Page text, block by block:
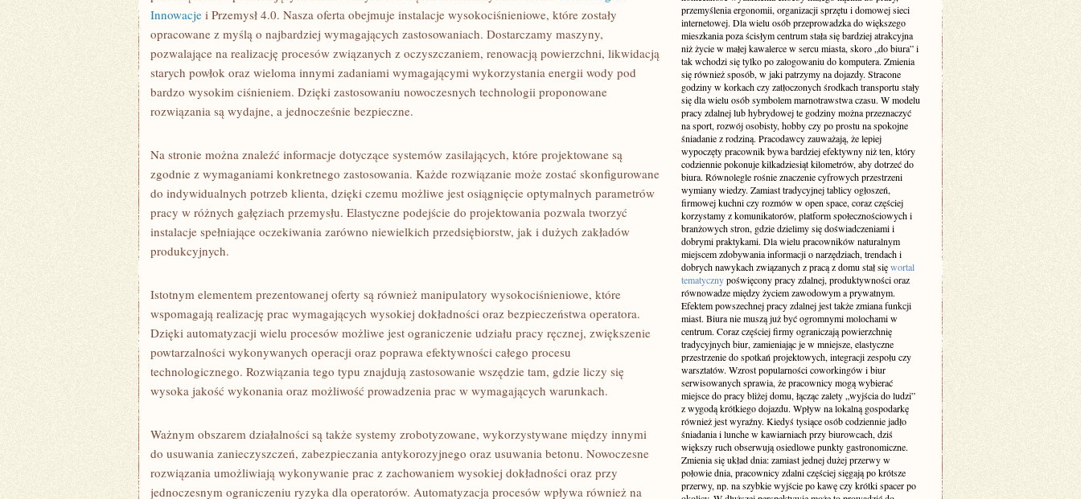
Innowacje i Przemysł 4.0. Nasza oferta obejmuje instalacje wysokociśnieniowe, które zostały
opracowane z myślą o najbardziej wymagających zastosowaniach. Dostarczamy maszyny,
pozwalające na realizację procesów związanych z oczyszczaniem, renowacją powierzchni, likwidacją
starych powłok oraz wieloma innymi zadaniami wymagającymi wykorzystania energii wody pod
bardzo wysokim ciśnieniem. Dzięki zastosowaniu nowoczesnych technologii proponowane
rozwiązania są wydajne, a jednocześnie bezpieczne.
Na stronie można znaleźć informacje dotyczące systemów zasilających, które projektowane są
zgodnie z wymaganiami konkretnego zastosowania. Każde rozwiązanie może zostać skonfigurowane
do indywidualnych potrzeb klienta, dzięki czemu możliwe jest osiągnięcie optymalnych parametrów
pracy w różnych gałęziach przemysłu. Elastyczne podejście do projektowania pozwala tworzyć
instalacje spełniające oczekiwania zarówno niewielkich przedsiębiorstw, jak i dużych zakładów
produkcyjnych.
Istotnym elementem prezentowanej oferty są również manipulatory wysokociśnieniowe, które
wspomagają realizację prac wymagających wysokiej dokładności oraz bezpieczeństwa operatora.
Dzięki automatyzacji wielu procesów możliwe jest ograniczenie udziału pracy ręcznej, zwiększenie
powtarzalności wykonywanych operacji oraz poprawa efektywności całego procesu
technologicznego. Rozwiązania tego typu znajdują zastosowanie wszędzie tam, gdzie liczy się
wysoka jakość wykonania oraz możliwość prowadzenia prac w wymagających warunkach.
Ważnym obszarem działalności są także systemy zrobotyzowane, wykorzystywane między innymi
do usuwania zanieczyszczeń, zabezpieczania antykorozyjnego oraz usuwania betonu. Nowoczesne
rozwiązania umożliwiają wykonywanie prac z zachowaniem wysokiej dokładności oraz przy
jednoczesnym ograniczeniu ryzyka dla operatorów. Automatyzacja procesów wpływa również na
przemyślenia ergonomii, organizacji sprzętu i domowej sieci
internetowej. Dla wielu osób przeprowadzka do większego
mieszkania poza ścisłym centrum stała się bardziej atrakcyjna
niż życie w małej kawalerce w sercu miasta, skoro „do biura” i
tak wchodzi się tylko po zalogowaniu do komputera. Zmienia
się również sposób, w jaki patrzymy na dojazdy. Stracone
godziny w korkach czy zatłoczonych środkach transportu stały
się dla wielu osób symbolem marnotrawstwa czasu. W modelu
pracy zdalnej lub hybrydowej te godziny można przeznaczyć
na sport, rozwój osobisty, hobby czy po prostu na spokojne
śniadanie z rodziną. Pracodawcy zauważają, że lepiej
wypoczęty pracownik bywa bardziej efektywny niż ten, który
codziennie pokonuje kilkadziesiąt kilometrów, aby dotrzeć do
biura. Równolegle rośnie znaczenie cyfrowych przestrzeni
wymiany wiedzy. Zamiast tradycyjnej tablicy ogłoszeń,
firmowej kuchni czy rozmów w open space, coraz częściej
korzystamy z komunikatorów, platform społecznościowych i
branżowych stron, gdzie dzielimy się doświadczeniami i
dobrymi praktykami. Dla wielu pracowników naturalnym
miejscem zdobywania informacji o narzędziach, trendach i
dobrych nawykach związanych z pracą z domu stał sięwortal
tematycznypoświęcony pracy zdalnej, produktywności oraz
równowadze między życiem zawodowym a prywatnym.
Efektem powszechnej pracy zdalnej jest także zmiana funkcji
miast. Biura nie muszą już być ogromnymi molochami w
centrum. Coraz częściej firmy ograniczają powierzchnię
tradycyjnych biur, zamieniając je w mniejsze, elastyczne
przestrzenie do spotkań projektowych, integracji zespołu czy
warsztatów. Wzrost popularności coworkingów i biur
serwisowanych sprawia, że pracownicy mogą wybierać
miejsce do pracy bliżej domu, łącząc zalety „wyjścia do ludzi”
z wygodą krótkiego dojazdu. Wpływ na lokalną gospodarkę
również jest wyraźny. Kiedyś tysiące osób codziennie jadło
śniadania i lunche w kawiarniach przy biurowcach, dziś
większy ruch obserwują osiedlowe punkty gastronomiczne.
Zmienia się układ dnia: zamiast jednej dużej przerwy w
połowie dnia, pracownicy zdalni częściej sięgają po krótsze
przerwy, np. na szybkie wyjście po kawę czy krótki spacer po